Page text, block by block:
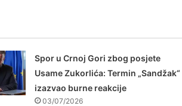
Spor u Crnoj Gori zbog posjete
Usame Zukorlića: Termin „Sandžak“
izazvao burne reakcije
03/07/2026